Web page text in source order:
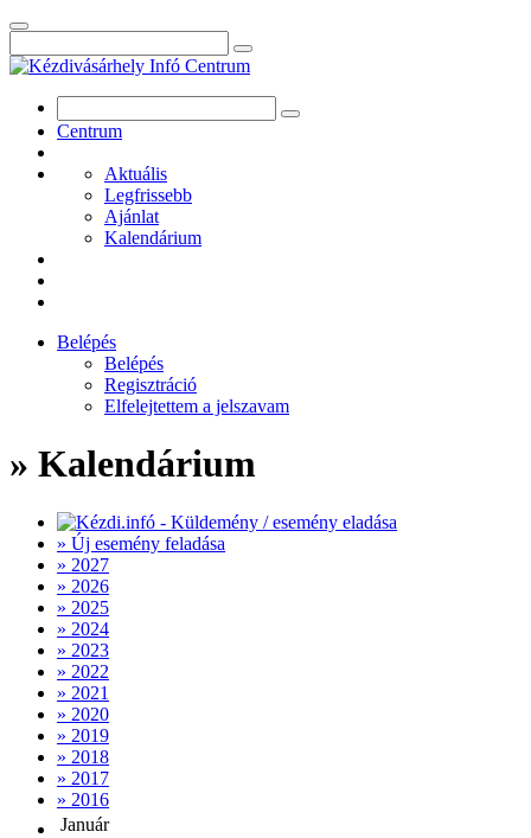
Centrum
Aktuális
Legfrissebb
Ajánlat
Kalendárium
Belépés
Belépés
Regisztráció
Elfelejtettem a jelszavam
» Kalendárium
» Új esemény feladása
» 2027
» 2026
» 2025
» 2024
» 2023
» 2022
» 2021
» 2020
» 2019
» 2018
» 2017
» 2016
Január